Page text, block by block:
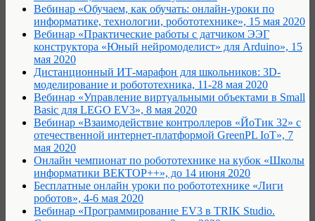
Вебинар «Обучаем, как обучать: онлайн-уроки по
информатике, технологии, робототехнике», 15 мая 2020
Вебинар «Практические работы с датчиком ЭЭГ
конструктора «Юный нейромоделист» для Arduino», 15
мая 2020
Дистанционный ИТ-марафон для школьников: 3D-
моделирование и робототехника, 11-28 мая 2020
Вебинар «Управление виртуальными объектами в Small
Basic для LEGO EV3», 8 мая 2020
Вебинар «Взаимодействие контроллеров «ЙоТик 32» с
отечественной интернет-платформой GreenPL IoT», 7
мая 2020
Онлайн чемпионат по робототехнике на кубок «Школы
информатики ВЕКТОР++», до 14 июня 2020
Бесплатные онлайн уроки по робототехнике «Лиги
роботов», 4-6 мая 2020
Вебинар «Программирование EV3 в TRIK Studio.